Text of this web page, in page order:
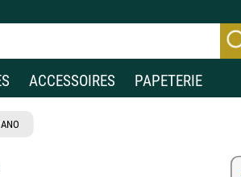
ACCESSOIRES PAPETERIE